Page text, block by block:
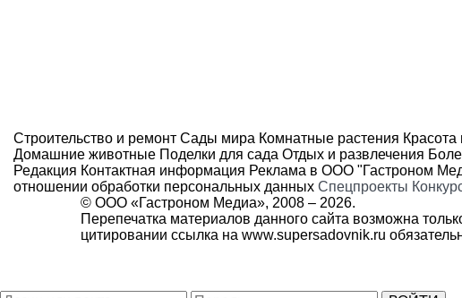
Строительство и ремонт Сады мира Комнатные растения Красота
Домашние животные Поделки для сада Отдых и развлечения
Редакция Контактная информация Реклама в ООО "Гастроном
отношении обработки персональных данных Спецпроекты
© ООО «Гастроном Медиа», 2008 – 2026.
Перепечатка материалов данного сайта возможна
цитировании ссылка на www.supersadovnik.ru